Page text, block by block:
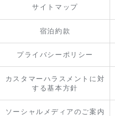
サイトマップ
宿泊約款
プライバシーポリシー
カスタマーハラスメントに対
する基本方針
ソーシャルメディアのご案内